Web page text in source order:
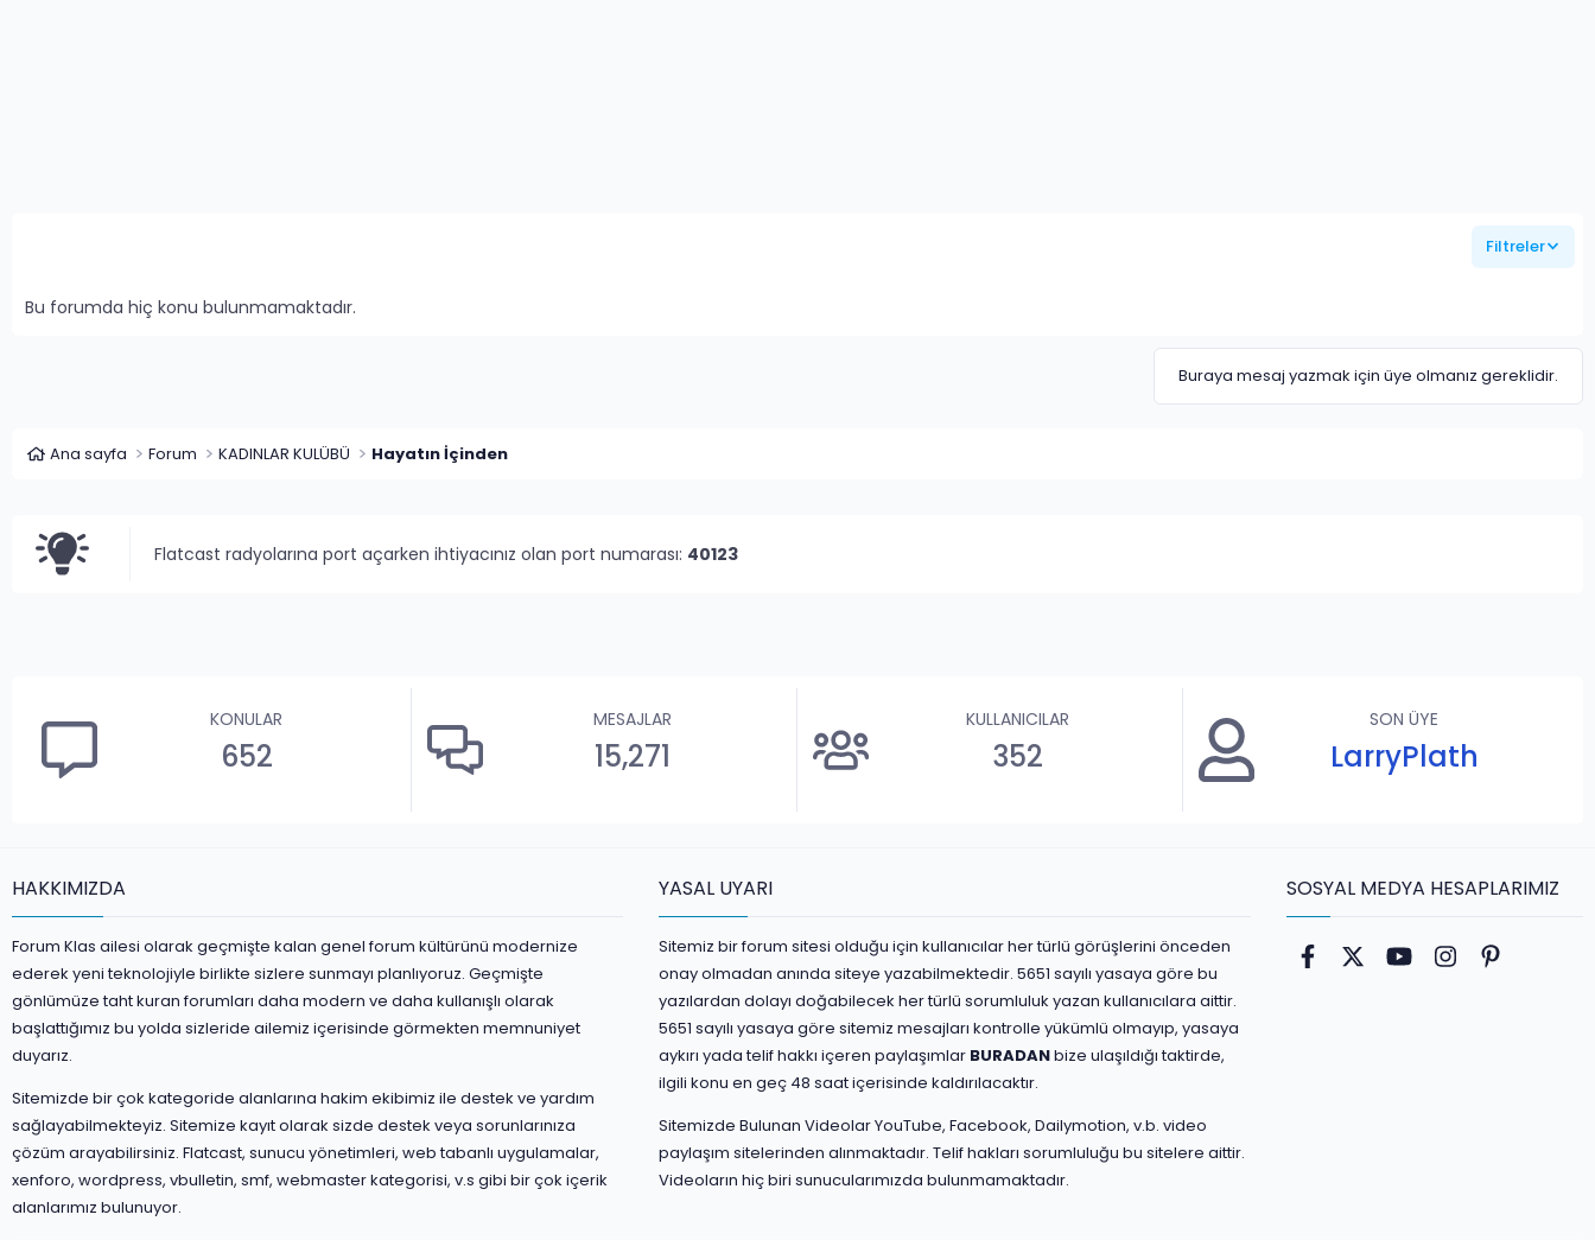
Filtreler
Bu forumda hiç konu bulunmamaktadır.
Buraya mesaj yazmak için üye olmanız gereklidir.
Ana sayfa Forum KADINLAR KULÜBÜ Hayatın İçinden
Flatcast radyolarına port açarken ihtiyacınız olan port numarası: 40123
KONULAR
652
MESAJLAR
15,271
KULLANICILAR
352
SON ÜYE
LarryPlath
HAKKIMIZDA
Forum Klas ailesi olarak geçmişte kalan genel forum kültürünü modernize
ederek yeni teknolojiyle birlikte sizlere sunmayı planlıyoruz. Geçmişte
gönlümüze taht kuran forumları daha modern ve daha kullanışlı olarak
başlattığımız bu yolda sizleride ailemiz içerisinde görmekten memnuniyet
duyarız.
Sitemizde bir çok kategoride alanlarına hakim ekibimiz ile destek ve yardım
sağlayabilmekteyiz. Sitemize kayıt olarak sizde destek veya sorunlarınıza
çözüm arayabilirsiniz. Flatcast, sunucu yönetimleri, web tabanlı uygulamalar,
xenforo, wordpress, vbulletin, smf, webmaster kategorisi, v.s gibi bir çok içerik
alanlarımız bulunuyor.
YASAL UYARI
Sitemiz bir forum sitesi olduğu için kullanıcılar her türlü görüşlerini önceden
onay olmadan anında siteye yazabilmektedir. 5651 sayılı yasaya göre bu
yazılardan dolayı doğabilecek her türlü sorumluluk yazan kullanıcılara aittir.
5651 sayılı yasaya göre sitemiz mesajları kontrolle yükümlü olmayıp, yasaya
aykırı yada telif hakkı içeren paylaşımlar BURADANbize ulaşıldığı taktirde,
ilgili konu en geç 48 saat içerisinde kaldırılacaktır.
Sitemizde Bulunan Videolar YouTube, Facebook, Dailymotion, v.b. video
paylaşım sitelerinden alınmaktadır. Telif hakları sorumluluğu bu sitelere aittir.
Videoların hiç biri sunucularımızda bulunmamaktadır.
SOSYAL MEDYA HESAPLARIMIZ
Facebook
Twitter youtubeInstagram